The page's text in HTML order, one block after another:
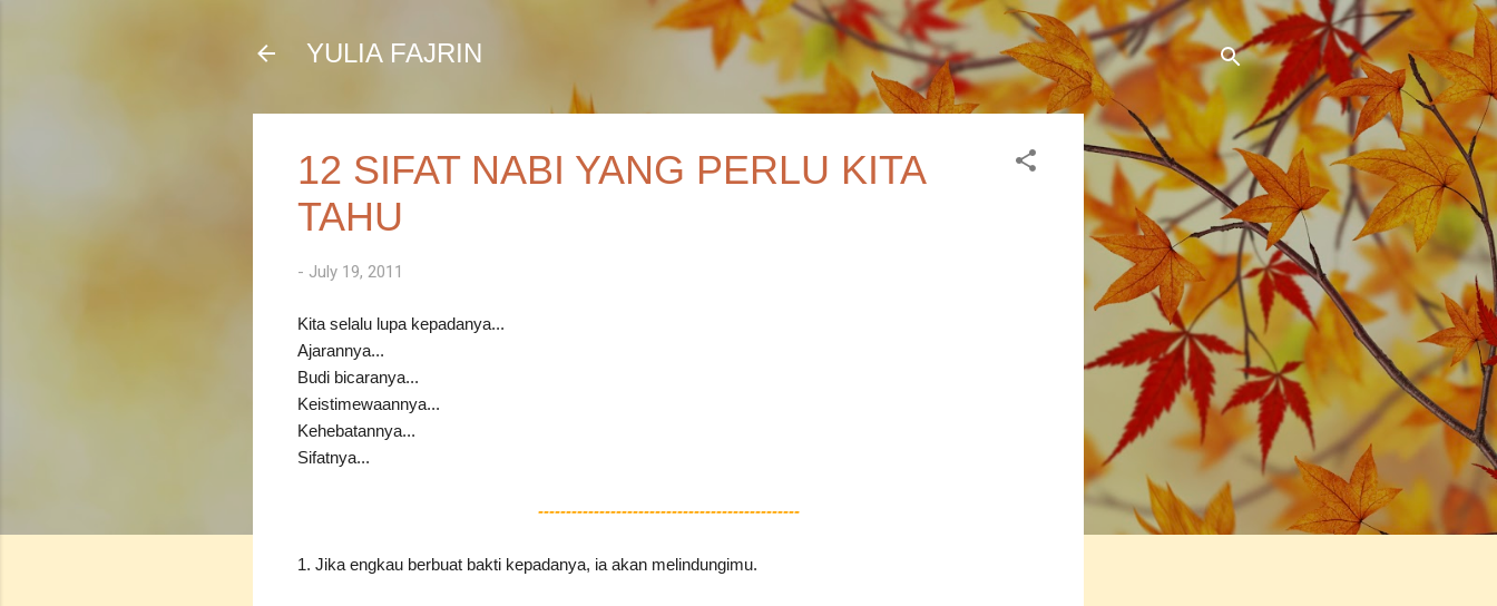
Skip to main content
YULIA FAJRIN
12 SIFAT NABI YANG PERLU KITA
TAHU
- July 19, 2011
Kita selalu lupa kepadanya...
Ajarannya...
Budi bicaranya...
Keistimewaannya...
Kehebatannya...
Sifatnya...
-----------------------------------------------
1. Jika engkau berbuat bakti kepadanya, ia akan melindungimu.